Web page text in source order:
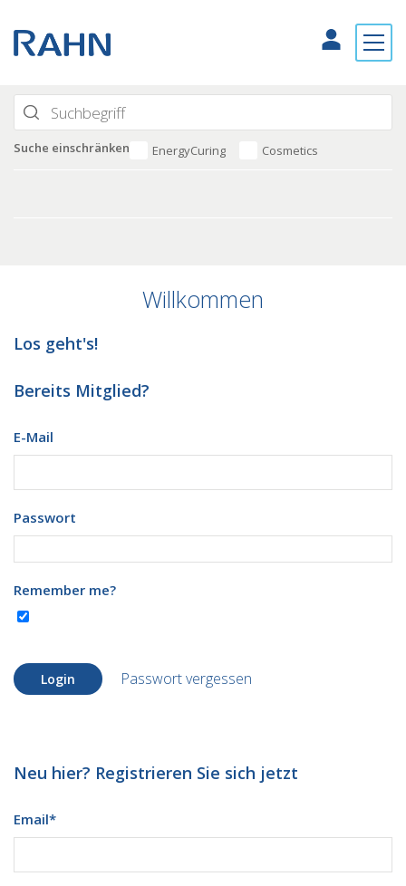
Suche einschränken EnergyCuring Cosmetics
Willkommen
Los geht's!
Bereits Mitglied?
E-Mail
Passwort
Remember me?
Login Passwort vergessen
Neu hier? Registrieren Sie sich jetzt
Email*